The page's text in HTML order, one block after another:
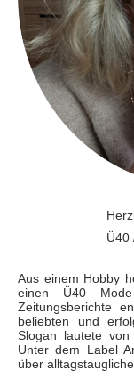
Ü40
Aus einem Hobby
einen Ü40
Zeitungsberichte
beliebten und
Slogan lautete
Unter dem Label
über